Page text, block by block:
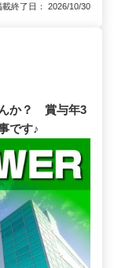
終了日： 2026/10/30
か？ 賞与年3
です♪